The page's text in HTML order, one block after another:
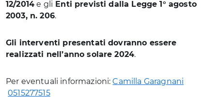
12/2014 e gli Enti previsti dalla Legge 1° agosto
2003, n. 206.
Gli interventi presentati dovranno essere
realizzati nell’anno solare 2024.
Per eventuali informazioni:Camilla Garagnani
0515277515